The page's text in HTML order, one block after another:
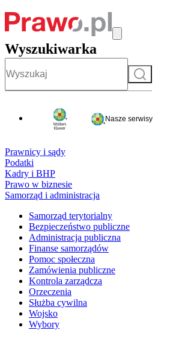
Wyszukiwarka
Szukaj
Nasze serwisy
Prawnicy i sądy
Podatki
Kadry i BHP
Prawo w biznesie
Samorząd i administracja
Samorząd terytorialny
Bezpieczeństwo publiczne
Administracja publiczna
Finanse samorządów
Pomoc społeczna
Zamówienia publiczne
Kontrola zarządcza
Orzeczenia
Służba cywilna
Wojsko
Wybory